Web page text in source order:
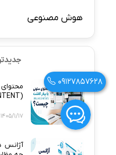
هوش مصنوعی
(PILLAR CONTENT) چیست؟
1405/1/17 12:20:55
آژانس
09127857628